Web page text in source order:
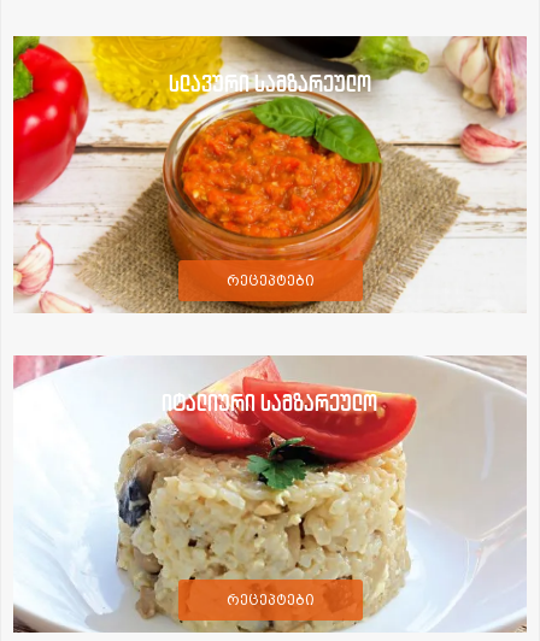
სლავური სამზარეულო
რეცეპტები
იტალიური სამზარეულო
რეცეპტები